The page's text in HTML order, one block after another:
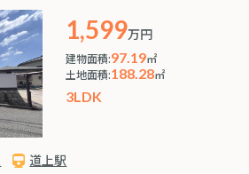
1,599万円
建物面積:97.19㎡
土地面積:188.28㎡
3LDK
道上駅